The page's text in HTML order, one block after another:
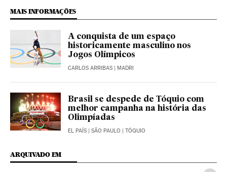
MAIS INFORMAÇÕES
A conquista de um espaço
historicamente masculino nos
Jogos Olímpicos
CARLOS ARRIBAS | MADRI
Brasil se despede de Tóquio com
melhor campanha na história das
Olimpíadas
EL PAÍS | SÃO PAULO | TÓQUIO
ARQUIVADO EM